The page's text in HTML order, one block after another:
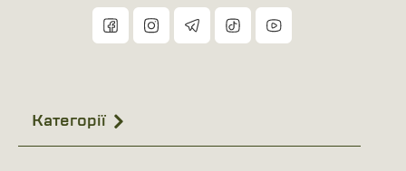
Категорії